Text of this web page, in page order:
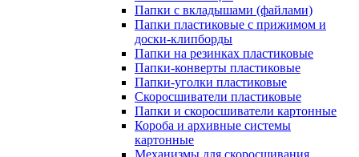
Папки с вкладышами (файлами)
Папки пластиковые с прижимом и
доски-клипборды
Папки на резинках пластиковые
Папки-конверты пластиковые
Папки-уголки пластиковые
Скоросшиватели пластиковые
Папки и скоросшиватели картонные
Короба и архивные системы
картонные
Механизмы для скоросшивания